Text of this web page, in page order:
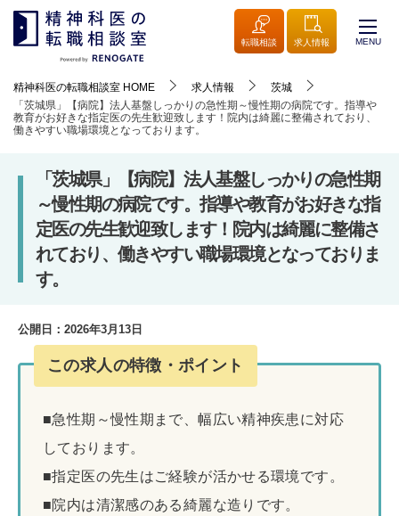
転職相談 求人情報 MENU
精神科医の転職相談室 HOME 求人情報
茨城
「茨城県」【病院】法人基盤しっかりの急性期～慢性期の病院です。指導や
教育がお好きな指定医の先生歓迎致します！院内は綺麗に整備されており、
働きやすい職場環境となっております。
「茨城県」【病院】法人基盤しっかりの急性期
～慢性期の病院です。指導や教育がお好きな指
定医の先生歓迎致します！院内は綺麗に整備さ
れており、働きやすい職場環境となっておりま
す。
公開日： 2026年3月13日
この求人の特徴・ポイント
■急性期～慢性期まで、幅広い精神疾患に対応
しております。
■指定医の先生はご経験が活かせる環境です。
■院内は清潔感のある綺麗な造りです。